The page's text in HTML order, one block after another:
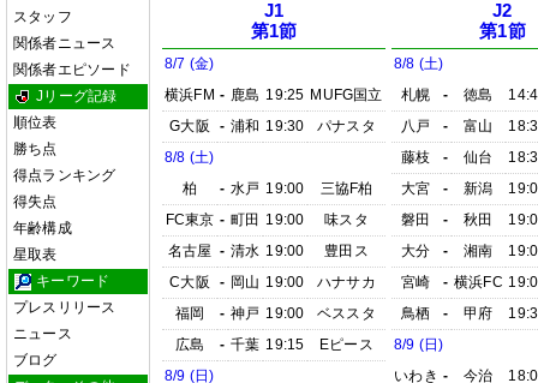
スタッフ
関係者ニュース
関係者エピソード
Jリーグ記録
順位表
勝ち点
得点ランキング
得失点
年齢構成
星取表
キーワード
プレスリリース
ニュース
ブログ
J1
第1節
8/7 (金)
横浜FM - 鹿島 19:25 MUFG国立
G大阪
- 浦和 19:30
パナスタ
8/8 (土)
柏
- 水戸 19:00
三協F柏
FC東京 - 町田 19:00
味スタ
名古屋 - 清水 19:00
豊田ス
C大阪
- 岡山 19:00
ハナサカ
福岡
- 神戸 19:00
ベススタ
広島
- 千葉 19:15
Eピース
8/9 (日)
J2
第1節
8/8 (土)
札幌
- 徳島
八戸
- 富山
藤枝
- 仙台
大宮
- 新潟
磐田
- 秋田
大分
- 湘南
宮崎
- 横浜FC
鳥栖
- 甲府
8/9 (日)
いわき - 今治